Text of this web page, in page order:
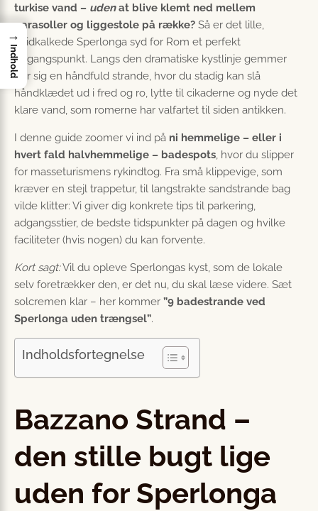
turkise vand – udenat blive klemt ned mellem
parasoller og liggestole på række? Så er det lille,
hvidkalkede Sperlonga syd for Rom et perfekt
udgangspunkt. Langs den dramatiske kystlinje gemmer
der sig en håndfuld strande, hvor du stadig kan slå
håndklædet ud i fred og ro, lytte til cikaderne og nyde det
klare vand, som romerne har valfartet til siden antikken.
I denne guide zoomer vi ind på ni hemmelige – eller i
hvert fald halvhemmelige – badespots, hvor du slipper
for masseturismens rykindtog. Fra små klippevige, som
kræver en stejl trappetur, til langstrakte sandstrande bag
vilde klitter: Vi giver dig konkrete tips til parkering,
adgangsstier, de bedste tidspunkter på dagen og hvilke
faciliteter (hvis nogen) du kan forvente.
Kort sagt:Vil du opleve Sperlongas kyst, som de lokale
selv foretrækker den, er det nu, du skal læse videre. Sæt
solcremen klar – her kommer ”9 badestrande ved
Sperlonga uden trængsel”.
Indholdsfortegnelse
Bazzano Strand –
den stille bugt lige
uden for Sperlonga
→
Indhold